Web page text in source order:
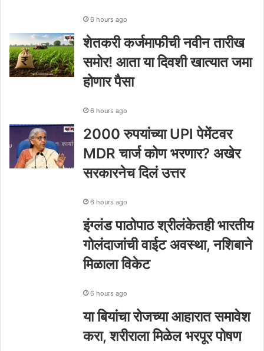
6 hours ago
शेतकरी कर्जमाफीची नवीन तारीख
समोर! आता या दिवशी खात्यात जमा
होणार पैसा
6 hours ago
2000 रुपयांच्या UPI पेमेंटवर
MDR चार्ज कोण भरणार? अखेर
सरकारनेच दिलं उत्तर
6 hours ago
इंग्लंड पाठोपाठ श्रीलंकेतही भारतीय
गोलंदाजांची वाईट अवस्था, नशिबाने
मिळाला विकेट
6 hours ago
या बियांचा रोजच्या आहारात समावेश
करा, शरीराला मिळेल भरपूर पोषण